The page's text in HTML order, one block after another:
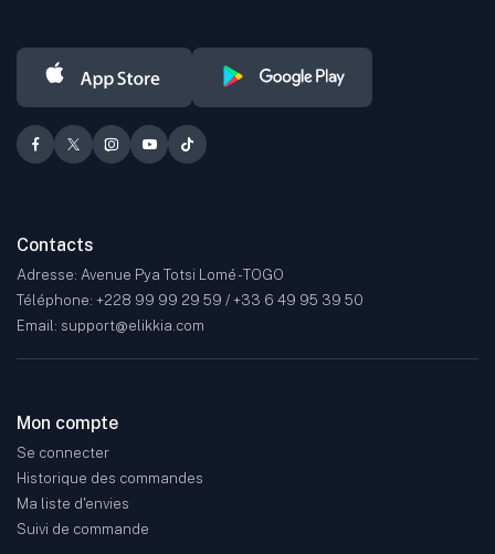
Contacts
Adresse: Avenue Pya Totsi Lomé - TOGO
Téléphone: +228 99 99 29 59 / +33 6 49 95 39 50
Email: support@elikkia.com
Mon compte
Se connecter
Historique des commandes
Ma liste d'envies
Suivi de commande